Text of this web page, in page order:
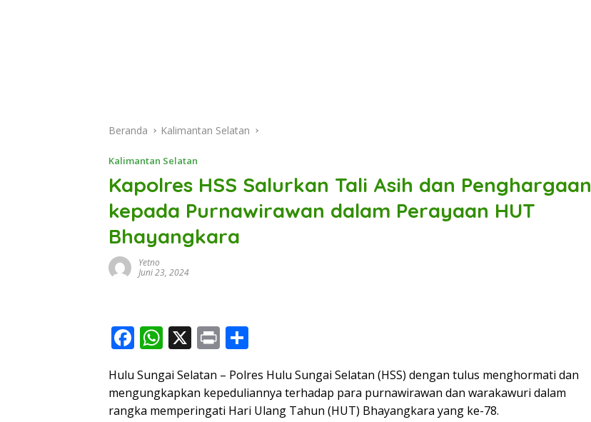
Beranda Kalimantan Selatan
Kalimantan Selatan
Kapolres HSS Salurkan Tali Asih dan Penghargaan
kepada Purnawirawan dalam Perayaan HUT
Bhayangkara
Yetno
Juni 23, 2024
F
e
b
W
at
s
X Pr
t ar
e
Hulu Sungai Selatan – Polres Hulu Sungai Selatan (HSS) dengan tulus menghormati dan
mengungkapkan kepeduliannya terhadap para purnawirawan dan warakawuri dalam
rangka memperingati Hari Ulang Tahun (HUT) Bhayangkara yang ke-78.